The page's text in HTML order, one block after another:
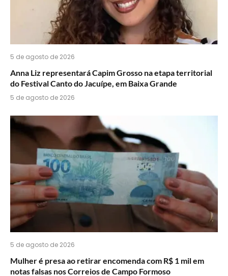
5 de agosto de 2026
Anna Liz representará Capim Grosso na etapa territorial
do Festival Canto do Jacuípe, em Baixa Grande
5 de agosto de 2026
5 de agosto de 2026
Mulher é presa ao retirar encomenda com R$ 1 mil em
notas falsas nos Correios de Campo Formoso